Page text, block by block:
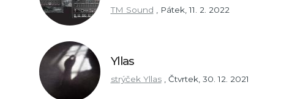
TM Sound , Pátek, 11. 2. 2022
Yllas
strýček Yllas Čtvrtek, 30. 12. 2021